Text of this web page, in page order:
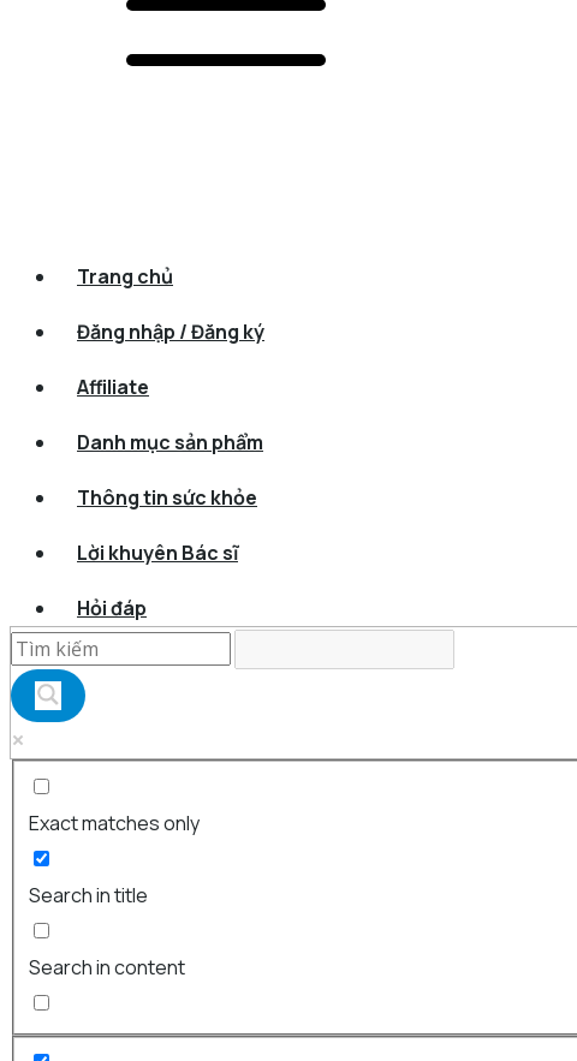
Trang chủ
Đăng nhập / Đăng ký
Affiliate
Danh mục sản phẩm
Thông tin sức khỏe
Lời khuyên Bác sĩ
Hỏi đáp
Exact matches only
Search in title
Search in content